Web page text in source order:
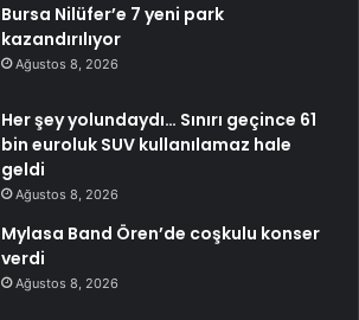
Bursa Nilüfer’e 7 yeni park
kazandırılıyor
Ağustos 8, 2026
Her şey yolundaydı… Sınırı geçince 61
bin euroluk SUV kullanılamaz hale
geldi
Ağustos 8, 2026
Mylasa Band Ören’de coşkulu konser
verdi
Ağustos 8, 2026